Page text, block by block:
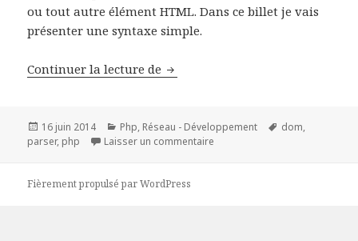
ou tout autre élément HTML. Dans ce billet je vais
présenter une syntaxe simple.
Continuer la lecture de Rechercher les liens ancrés
Publié
le
16 juin 2014 Catégories
Php, Réseau - Développement
Mots-
dom,
parser, php Laisser un commentaire
Fièrement propulsé par WordPress